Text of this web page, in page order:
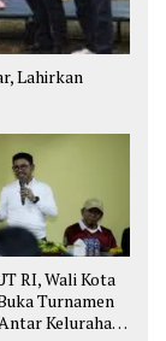
Lahirkan
RI, Wali Kota
Turnamen
Kelurahan